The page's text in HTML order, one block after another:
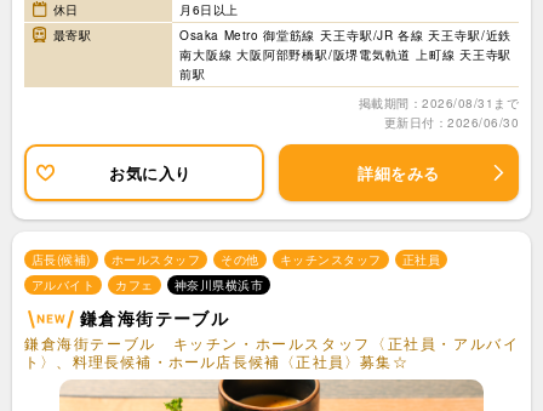
休日
月6日以上
最寄駅
Osaka Metro 御堂筋線 天王寺駅/JR 各線 天王寺駅/近鉄
南大阪線 大阪阿部野橋駅/阪堺電気軌道 上町線 天王寺駅
前駅
掲載期間：2026/08/31まで
更新日付：2026/06/30
お気に入り 詳細をみる
店長(候補) ホールスタッフ その他 キッチンスタッフ
正社員
アルバイト
カフェ 神奈川県横浜市
鎌倉海街テーブル
鎌倉海街テーブル キッチン・ホールスタッフ〈正社員・アルバイ
ト〉、料理長候補・ホール店長候補〈正社員〉募集☆